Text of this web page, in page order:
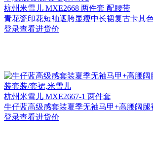
杭州米雪儿 MXE2668 两件套 配腰带
青花瓷印花短袖遮胯显瘦中长裙复古卡其
登录查看进货价
杭州米雪儿 MXE2667-1 两件套
牛仔蓝高级感套装夏季无袖马甲+高腰阔腿
登录查看进货价